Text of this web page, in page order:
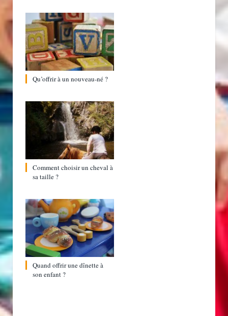
Qu’offrir à un nouveau-né ?
Comment choisir un cheval à
sa taille ?
Quand offrir une dînette à
son enfant ?